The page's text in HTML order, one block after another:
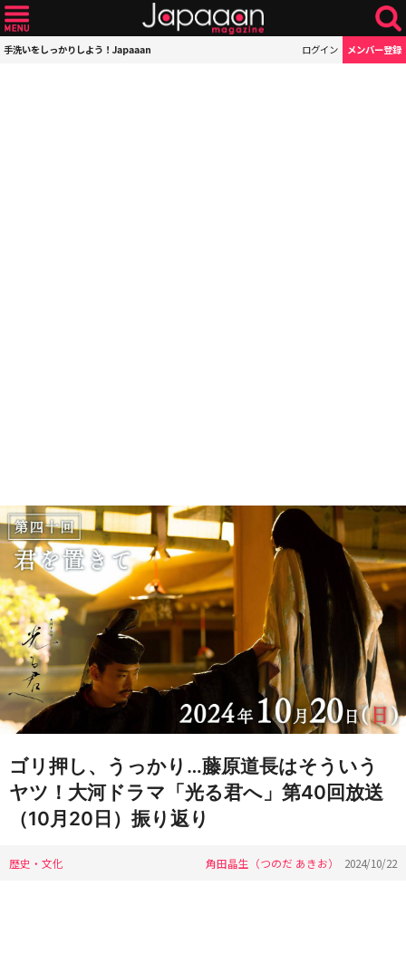
手洗いをしっかりしよう！Japaaan ログイン メンバー登録
ゴリ押し、うっかり…藤原道長はそういう
ヤツ！大河ドラマ「光る君へ」第40回放送
（10月20日）振り返り
歴史・文化 角田晶生（つのだ あきお） 2024/10/22